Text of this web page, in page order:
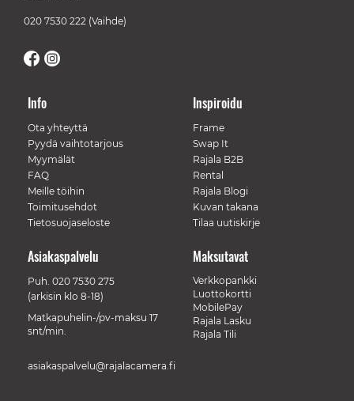
020 7530 222 (Vaihde)
Info
Ota yhteyttä
Pyydä vaihtotarjous
Myymälät
FAQ
Meille töihin
Toimitusehdot
Tietosuojaseloste
Inspiroidu
Frame
Swap It
Rajala B2B
Rental
Rajala Blogi
Kuvan takana
Tilaa uutiskirje
Maksutavat
Verkkopankki
Luottokortti
MobilePay
Rajala Lasku
Rajala Tili
Asiakaspalvelu
Puh. 020 7530 275
(arkisin klo 8-18)
Matkapuhelin-/pv-maksu 17
snt/min.
asiakaspalvelu@rajalacamera.fi